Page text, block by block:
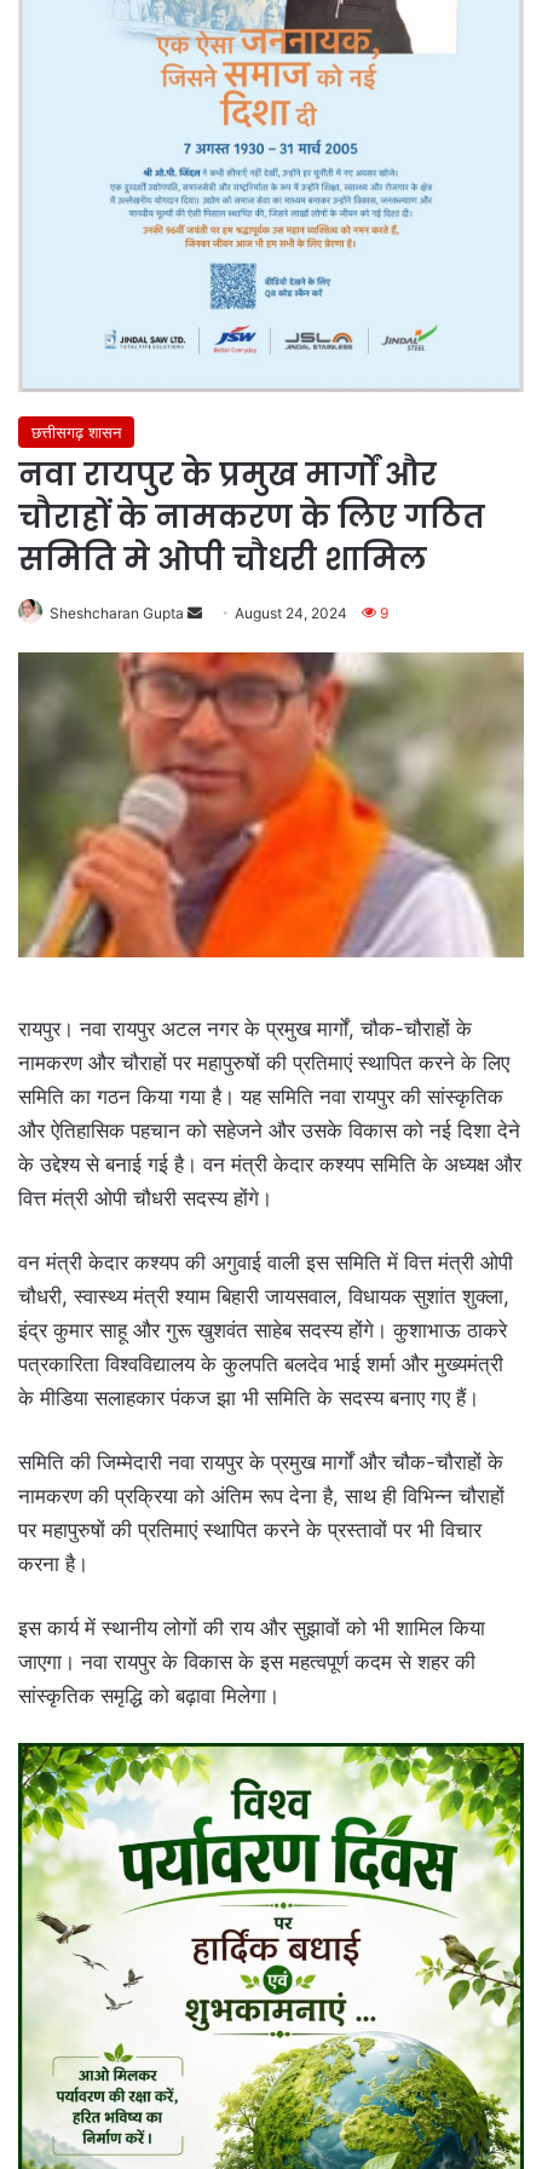
छत्तीसगढ़ शासन
नवा रायपुर के प्रमुख मार्गों और
चौराहों के नामकरण के लिए गठित
समिति मे ओपी चौधरी शामिल
Sheshcharan Gupta
Send
email
August 24, 2024 9
रायपुर। नवा रायपुर अटल नगर के प्रमुख मार्गों, चौक-चौराहों के
नामकरण और चौराहों पर महापुरुषों की प्रतिमाएं स्थापित करने के लिए
समिति का गठन किया गया है। यह समिति नवा रायपुर की सांस्कृतिक
और ऐतिहासिक पहचान को सहेजने और उसके विकास को नई दिशा देने
के उद्देश्य से बनाई गई है। वन मंत्री केदार कश्यप समिति के अध्यक्ष और
वित्त मंत्री ओपी चौधरी सदस्य होंगे।
वन मंत्री केदार कश्यप की अगुवाई वाली इस समिति में वित्त मंत्री ओपी
चौधरी, स्वास्थ्य मंत्री श्याम बिहारी जायसवाल, विधायक सुशांत शुक्ला,
इंद्र कुमार साहू और गुरू खुशवंत साहेब सदस्य होंगे। कुशाभाऊ ठाकरे
पत्रकारिता विश्वविद्यालय के कुलपति बलदेव भाई शर्मा और मुख्यमंत्री
के मीडिया सलाहकार पंकज झा भी समिति के सदस्य बनाए गए हैं।
समिति की जिम्मेदारी नवा रायपुर के प्रमुख मार्गों और चौक-चौराहों के
नामकरण की प्रक्रिया को अंतिम रूप देना है, साथ ही विभिन्न चौराहों
पर महापुरुषों की प्रतिमाएं स्थापित करने के प्रस्तावों पर भी विचार
करना है।
इस कार्य में स्थानीय लोगों की राय और सुझावों को भी शामिल किया
जाएगा। नवा रायपुर के विकास के इस महत्वपूर्ण कदम से शहर की
सांस्कृतिक समृद्धि को बढ़ावा मिलेगा।